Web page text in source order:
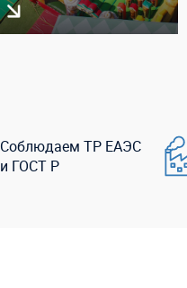
Соблюдаем ТР ЕАЭС
и ГОСТ Р